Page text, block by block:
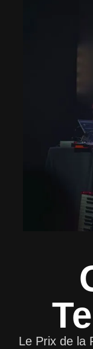
Le Prix de la